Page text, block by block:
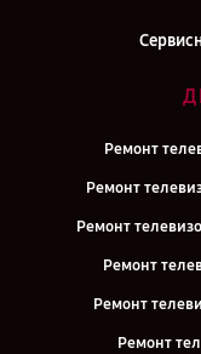
Ремонт
Ремонт
Ремонт
Ремонт
Ремонт
Ремонт